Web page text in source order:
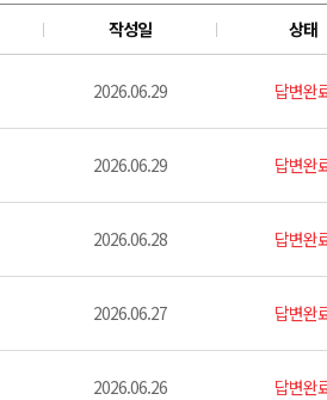
작성일 상태
2026.06.29 답변완
2026.06.29 답변완
2026.06.28 답변완
2026.06.27 답변완
2026.06.26 답변완